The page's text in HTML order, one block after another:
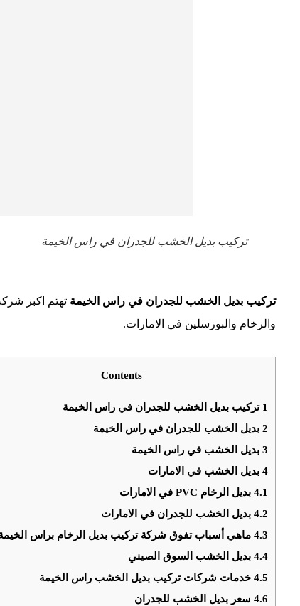
تركيب بديل الخشب للجدران في راس الخيمة
تركيب بديل الخشب للجدران في راس الخيمة تهتم اكبر
والرخام والبورسلين في الامارات.
Contents
1 تركيب بديل الخشب للجدران في راس الخيمة
2بديل الخشب للجدران في راس الخيمة
3بديل الخشب في راس الخيمة
4بديل الخشب في الامارات
4.1بديل الرخام PVC في الامارات
4.2‏بديل الخشب للجدران في الامارات
4.3ماهي أسباب تفوق شركة تركيب بديل الرخام براس
4.4بديل الخشب السوق الصيني
4.5خدمات شركات تركيب بديل الخشب راس الخيمة
4.6سعر بديل الخشب للجدران